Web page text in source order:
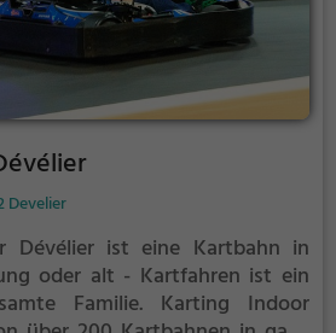
Develier
Dévélier ist eine Kartbahn in
oder alt - Kartfahren ist ein
Familie. Karting Indoor